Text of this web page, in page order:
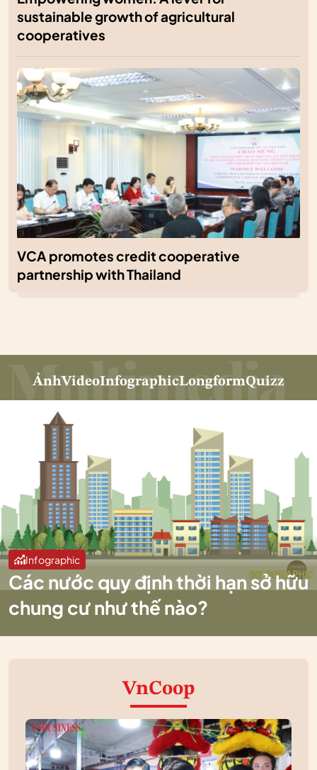
sustainable growth of agricultural
cooperatives
VCA promotes credit cooperative
partnership with Thailand
ẢnhVideoInfographicLongformQuizz
Infographic
Các nước quy định thời hạn sở hữu
chung cư như thế nào?
VnCoop